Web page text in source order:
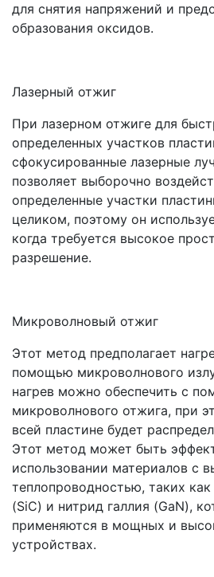
для снятия напряжений и
образования оксидов.
Лазерный отжиг
При лазерном отжиге для
определенных участков
сфокусированные лазерные
позволяет выборочно
определенные участки
целиком, поэтому он
когда требуется высокое
разрешение.
Микроволновый отжиг
Этот метод предполагает
помощью микроволнового
нагрев можно обеспечить с
микроволнового отжига, при
всей пластине будет
Этот метод может быть
использовании материалов с
теплопроводностью, таких
(SiC) и нитрид галлия (GaN),
применяются в мощных и
устройствах.